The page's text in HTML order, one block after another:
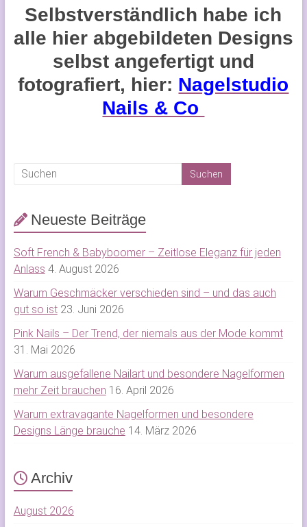
Selbstverständlich habe ich
alle hier abgebildeten Designs
selbst angefertigt und
fotografiert, hier: Nagelstudio
Nails & Co
Neueste Beiträge
Soft French & Babyboomer – Zeitlose Eleganz für jeden
Anlass 4. August 2026
Warum Geschmäcker verschieden sind – und das auch
gut so ist 23. Juni 2026
Pink Nails – Der Trend, der niemals aus der Mode kommt
31. Mai 2026
Warum ausgefallene Nailart und besondere Nagelformen
mehr Zeit brauchen 16. April 2026
Warum extravagante Nagelformen und besondere
Designs Länge brauche 14. März 2026
Archiv
August 2026